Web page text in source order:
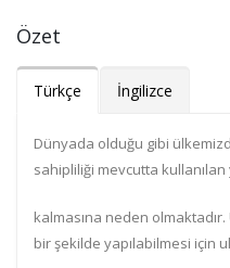
Özet
Türkçe İngilizce
Dünyada olduğu gibi
sahipliliği mevcutta
kalmasına neden olmaktadır.
bir şekilde yapılabilmesi için